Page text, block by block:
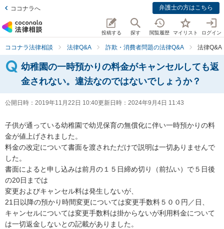
ココナラへ 弁護士の方はこちら
投稿する 探す 閲覧履歴 マイリスト ログイン
ココナラ法律相談 法律Q&A 詐欺・消費者問題の法律Q&A 法律Q&A
幼稚園の一時預かりの料金がキャンセルしても返
金されない。違法なのではないでしょうか？
公開日時： 2019年11月22日 10:40更新日時： 2024年9月4日 11:43
子供が通っている幼稚園で幼児保育の無償化に伴い一時預かりの料
金が値上げされました。
料金の改定について書面を渡されただけで説明は一切ありませんで
した。
書面によると申し込みは前月の１５日締め切り（前払い）で５日後
の20日までは
変更およびキャンセル料は発生しないが、
21日以降の預かり時間変更については変更手数料５００円／日、
キャンセルについては変更手数料は掛からないが利用料金について
は一切返金しないとの記載がありました。